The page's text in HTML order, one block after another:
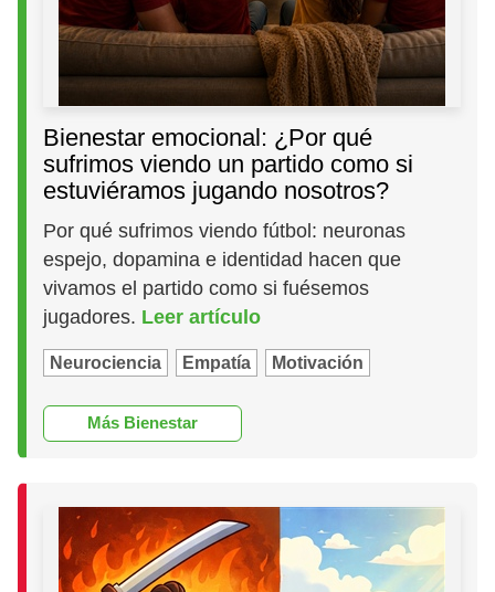
Bienestar emocional: ¿Por qué
sufrimos viendo un partido como si
estuviéramos jugando nosotros?
Por qué sufrimos viendo fútbol: neuronas
espejo, dopamina e identidad hacen que
vivamos el partido como si fuésemos
jugadores. Leer artículo
Neurociencia Empatía Motivación
Más Bienestar